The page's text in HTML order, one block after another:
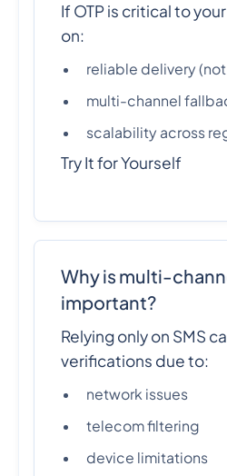
If OTP is critical to
on:
reliable delivery
multi-channel
scalability across
Try It for Yourself
Why is multi-
important?
Relying only on SMS
verifications due to:
network issues
telecom filtering
device limitations